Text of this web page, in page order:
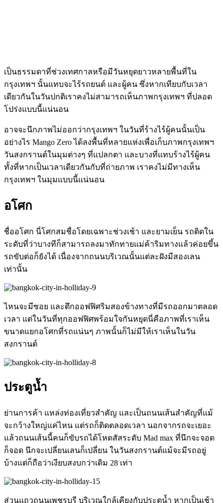
เป็นธรรมดาที่ช่วงเทศกาลหรือมีวันหยุดยาวหลายพื้นที่ใน
กรุงเทพฯ นั้นแทบจะไร้รถยนต์ และผู้คน ซึ่งหากเทียบกับเวลา
เดียวกันในวันปกติเราคงไม่สามารถเห็นภาพกรุงเทพฯ ที่ปลอด
โปร่งแบบนี้แน่นอน
อาจจะนึกภาพไม่ออกว่ากรุงเทพฯ ในวันที่ร้างไร้ผู้คนนั้นเป็น
อย่างไร Mango Zero ได้ลงพื้นที่หลายแห่งเพื่อเก็บภาพกรุงเทพฯ
วันสงกรานต์ในมุมต่างๆ ที่แปลกตา และบางที่แทบร้างไร้ผู้คน
ทั้งที่หากเป็นเวลาเดียวกันกับที่ถ่ายภาพ เราคงไม่มีทางเห็น
กรุงเทพฯ ในมุมแบบนี้แน่นอน
อโศก
ชื่ออโศก นี่โศกสมชื่อโดยเฉพาะช่วงเช้า และยามเย็น รถติดใน
ระดับที่ว่าบางทีก็สามารถลงมาทักทายแม่ค้าริมทางแล้วค่อยขึ้น
รถขับต่อก็ยังได้ เนื่องจากถนนบริเวณนั้นแต่ละฝังมีสองเลน
เท่านั้น
ไหนจะมีซอย และตึกออฟฟิศริมสองข้างทางที่มีรถออกมาตลอด
เวลา แต่ในวันที่ทุกออฟฟิศพร้อมใจกันหยุดนี่คือภาพที่เราเห็น
ขนาดแยกอโศกที่รถแน่นๆ ภาพนั้นก็ไม่มีให้เราเห็นในวัน
สงกรานต์
ประตูน้ำ
ย่านการค้า แหล่งท่องเที่ยวสำคัญ และเป็นถนนเส้นสำคัญที่แม้
จะกว้างใหญ่แค่ไหน แต่รถก็ติดตลอดเวลา นอกจากรถจะเยอะ
แล้วถนนเส้นนี้คนก็ขับรถได้โหดสัสระดับ Mad max ที่นึกจะจอด
ก็จอด นึกจะเปลี่ยนเลนก็เปลี่ยน ในวันสงกรานต์แม้จะมีรถอยู่
บ้างแต่ก็ถือว่าเงียบสงบกว่าเดิม 28 เท่า
ส่วนแถวถนนเพชรบุรี บริเวณใกล้เคียงกับประตูน้ำ หากเป็นเช้า